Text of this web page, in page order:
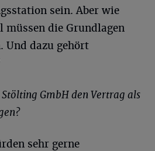
sein. Aber wie
müssen die Grundlagen
Und dazu gehört
GmbH den Vertrag als
sehr gerne